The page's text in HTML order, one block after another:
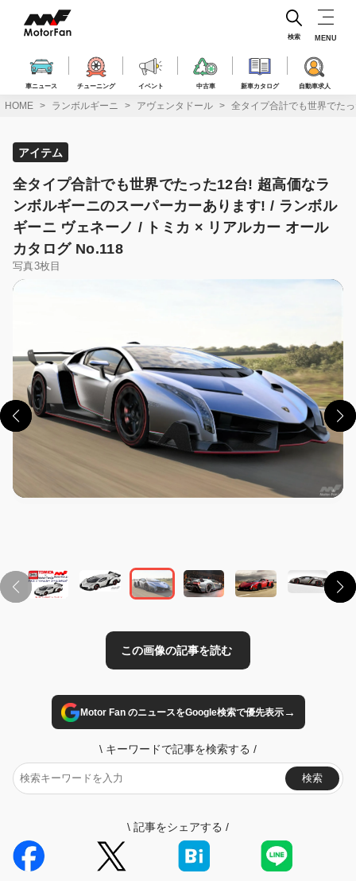
ス
車ニュース チューニング イベント 中古車 新車カタログ 自動車求人
検索 MENU
HOME ランボルギーニ アヴェンタドール 全タイプ合計でも世界でた
アイテム
全タイプ合計でも世界でたった12台! 超高価なラ
ンボルギーニのスーパーカーあります! / ランボル
ギーニ ヴェネーノ / トミカ × リアルカー オール
カタログ No.118
写真3枚目
Motor Fan のニュースをGoogle検索で優先表示→
\ キーワードで記事を検索する /
検索
\ 記事をシェアする /